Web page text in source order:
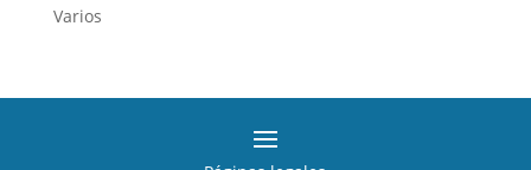
Varios